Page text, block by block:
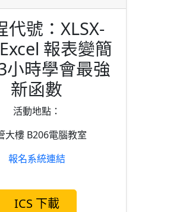
代號：XLSX-
報表變簡
小時學會最強
新函數
活動地點：
大樓 B206電腦教室
報名系統連結
ICS 下載